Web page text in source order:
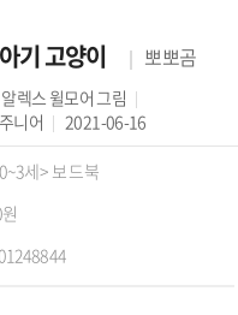
기 고양이 뽀뽀곰
알렉스 윌모어그림
니어 2021-06-16
세> 보드북